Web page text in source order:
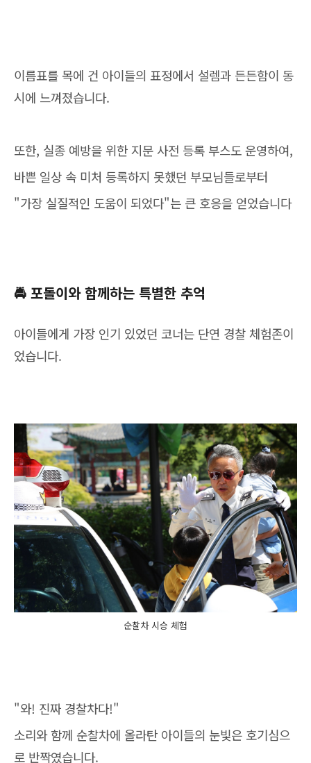
이름표를 목에 건 아이들의 표정에서 설렘과 든든함이 동
시에 느껴졌습니다.
또한, 실종 예방을 위한 지문 사전 등록 부스도 운영하여,
바쁜 일상 속 미처 등록하지 못했던 부모님들로부터
"가장 실질적인 도움이 되었다"는 큰 호응을 얻었습니다
🚔 포돌이와 함께하는 특별한 추억
아이들에게 가장 인기 있었던 코너는 단연 경찰 체험존이
었습니다.
순찰차 시승 체험
"와! 진짜 경찰차다!"
소리와 함께 순찰차에 올라탄 아이들의 눈빛은 호기심으
로 반짝였습니다.